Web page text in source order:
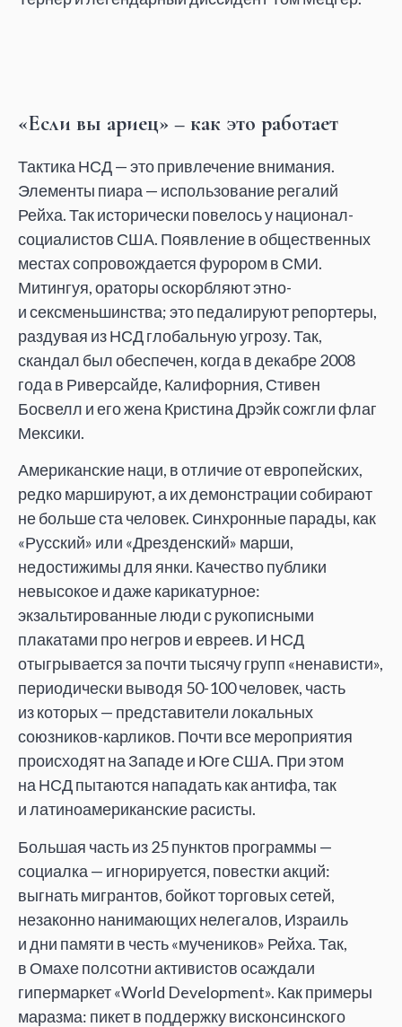
«Если вы ариец» – как это работает
Тактика НСД — это привлечение внимания.
Элементы пиара — использование регалий
Рейха. Так исторически повелось у национал-
социалистов США. Появление в общественных
местах сопровождается фурором в СМИ.
Митингуя, ораторы оскорбляют этно-
и сексменьшинства; это педалируют репортеры,
раздувая из НСД глобальную угрозу. Так,
скандал был обеспечен, когда в декабре 2008
года в Риверсайде, Калифорния, Стивен
Босвелл и его жена Кристина Дрэйк сожгли флаг
Мексики.
Американские наци, в отличие от европейских,
редко маршируют, а их демонстрации собирают
не больше ста человек. Синхронные парады, как
«Русский» или «Дрезденский» марши,
недостижимы для янки. Качество публики
невысокое и даже карикатурное:
экзальтированные люди с рукописными
плакатами про негров и евреев. И НСД
отыгрывается за почти тысячу групп «ненависти»,
периодически выводя 50-100 человек, часть
из которых — представители локальных
союзников-карликов. Почти все мероприятия
происходят на Западе и Юге США. При этом
на НСД пытаются нападать как антифа, так
и латиноамериканские расисты.
Большая часть из 25 пунктов программы —
социалка — игнорируется, повестки акций:
выгнать мигрантов, бойкот торговых сетей,
незаконно нанимающих нелегалов, Израиль
и дни памяти в честь «мучеников» Рейха. Так,
в Омахе полсотни активистов осаждали
гипермаркет «World Development». Как примеры
маразма: пикет в поддержку висконсинского